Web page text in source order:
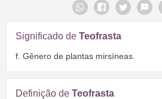
Significado de Teofrasta
f. Gênero de plantas mirsíneas.
Definição de Teofrasta